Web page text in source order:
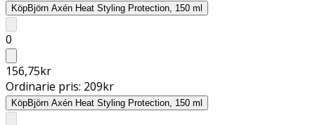
KöpBjörn Axén Heat Styling Protection, 150 ml
0
156,75kr
Ordinarie pris: 209kr
KöpBjörn Axén Heat Styling Protection, 150 ml